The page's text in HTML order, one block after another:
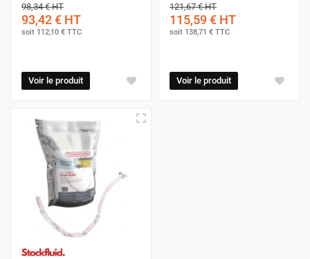
98,34 €HT
93,42 € HT
soit 112,10 € TTC
Voir le produit
121,67 €HT
115,59 € HT
soit 138,71 € TTC
Voir le produit